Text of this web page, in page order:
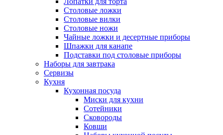
Столовые ложки
Столовые вилки
Столовые ножи
Чайные ложки и десертные приборы
Шпажки для канапе
Подставки под столовые приборы
Наборы для завтрака
Сервизы
Кухня
Кухонная посуда
Миски для кухни
Сотейники
Сковороды
Ковши